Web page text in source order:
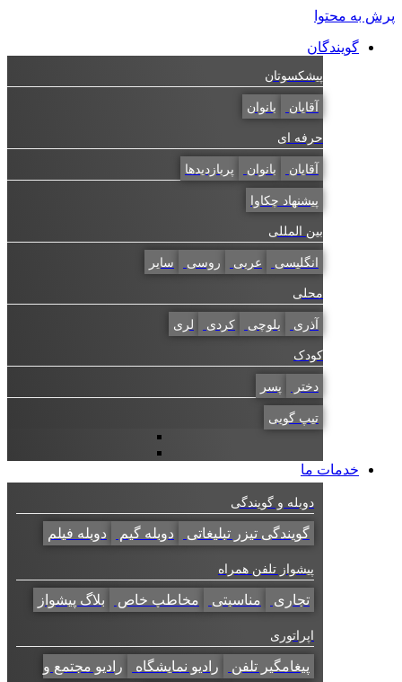
به محتوا
گویندگان
پیشکسوتان
بانوان
حرفه ای
بانوان پربازدیدها
پیشنهاد چکاوا
بین المللی
انگلیسی عربی روسی سایر
محلی
بلوچی کردی لری
کودک
پسر
تیپ گویی
خدمات ما
دوبله و گویندگی
گویندگی تیزر تبلیغاتی دوبله گیم دوبله فیلم
پیشواز تلفن همراه
تجاری مناسبتی مخاطب خاص بلاگ پیشواز
اپراتوری
پیغامگیر تلفن رادیو نمایشگاه رادیو مجتمع و